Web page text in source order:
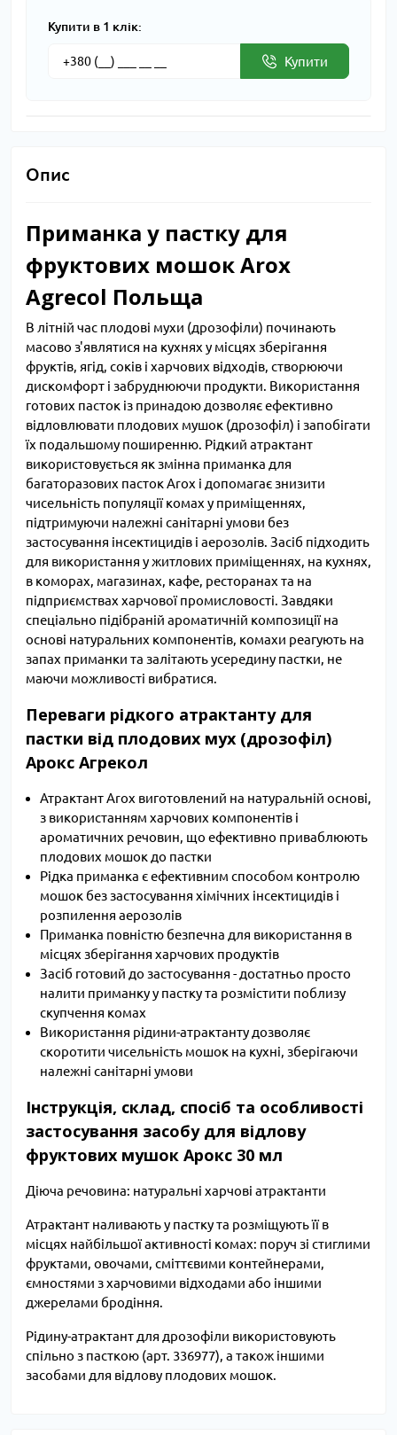
Купити в 1 клік:
Купити
Опис
Приманка у пастку для
фруктових мошок Arox
Agrecol Польща
В літній час плодові мухи (дрозофіли) починають
масово з'являтися на кухнях у місцях зберігання
фруктів, ягід, соків і харчових відходів, створюючи
дискомфорт і забруднюючи продукти. Використання
готових пасток із принадою дозволяє ефективно
відловлювати плодових мушок (дрозофіл) і запобігати
їх подальшому поширенню. Рідкий атрактант
використовується як змінна приманка для
багаторазових пасток Arox і допомагає знизити
чисельність популяції комах у приміщеннях,
підтримуючи належні санітарні умови без
застосування інсектицидів і аерозолів. Засіб підходить
для використання у житлових приміщеннях, на кухнях,
в коморах, магазинах, кафе, ресторанах та на
підприємствах харчової промисловості. Завдяки
спеціально підібраній ароматичній композиції на
основі натуральних компонентів, комахи реагують на
запах приманки та залітають усередину пастки, не
маючи можливості вибратися.
Переваги рідкого атрактанту для
пастки від плодових мух (дрозофіл)
Арокс Агрекол
Атрактант Arox виготовлений на натуральній основі,
з використанням харчових компонентів і
ароматичних речовин, що ефективно приваблюють
плодових мошок до пастки
Рідка приманка є ефективним способом контролю
мошок без застосування хімічних інсектицидів і
розпилення аерозолів
Приманка повністю безпечна для використання в
місцях зберігання харчових продуктів
Засіб готовий до застосування - достатньо просто
налити приманку у пастку та розмістити поблизу
скупчення комах
Використання рідини-атрактанту дозволяє
скоротити чисельність мошок на кухні, зберігаючи
належні санітарні умови
Інструкція, склад, спосіб та особливості
застосування засобу для відлову
фруктових мушок Арокс 30 мл
Діюча речовина: натуральні харчові атрактанти
Атрактант наливають у пастку та розміщують її в
місцях найбільшої активності комах: поруч зі стиглими
фруктами, овочами, сміттєвими контейнерами,
ємностями з харчовими відходами або іншими
джерелами бродіння.
Рідину-атрактант для дрозофіли використовують
спільно з пасткою (арт. 336977), а також іншими
засобами для відлову плодових мошок.